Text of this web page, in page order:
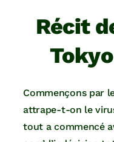
Récit
Commençons par
attrape-t-on le
tout a commencé